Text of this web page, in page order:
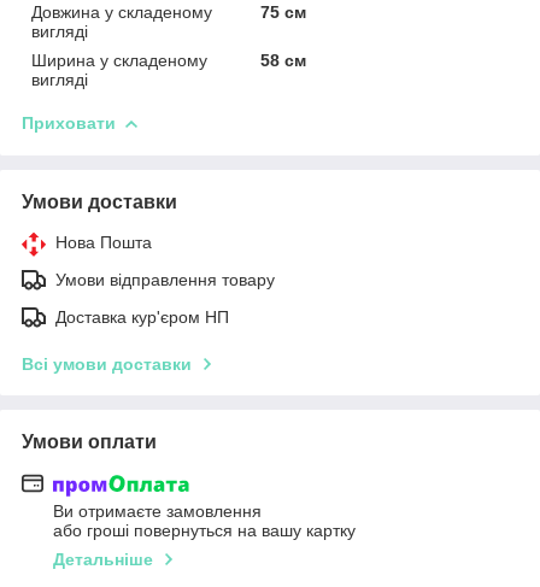
Довжина у складеному
вигляді
75 см
Ширина у складеному
вигляді
58 см
Приховати
Умови доставки
Нова Пошта
Умови відправлення товару
Доставка кур'єром НП
Всі умови доставки
Умови оплати
Ви отримаєте замовлення
або гроші повернуться на вашу картку
Детальніше